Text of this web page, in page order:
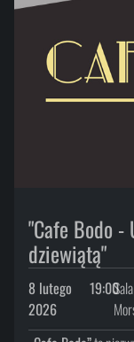
"Cafe Bodo -
dziewiątą"
8 lutego
2026
19:00